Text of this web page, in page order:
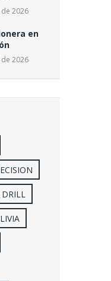
2026
en
2026
DRILL